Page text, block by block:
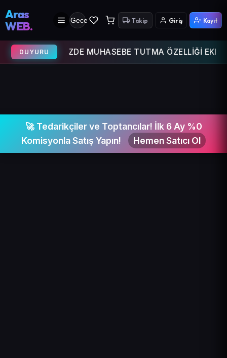
Aras
WEB.
Gece Takip Giriş Kayıt
DUYURU
SİTEMİZDE MUHASEBE TUTMA ÖZELLİĞİ
🚀 Tedarikçiler ve Toptancılar! İlk 6 Ay %0
Komisyonla Satış Yapın!
Hemen Satıcı Ol